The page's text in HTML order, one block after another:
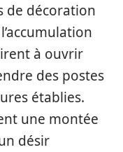
de décoration
à ouvrir
des postes
établies.
une montée
désir